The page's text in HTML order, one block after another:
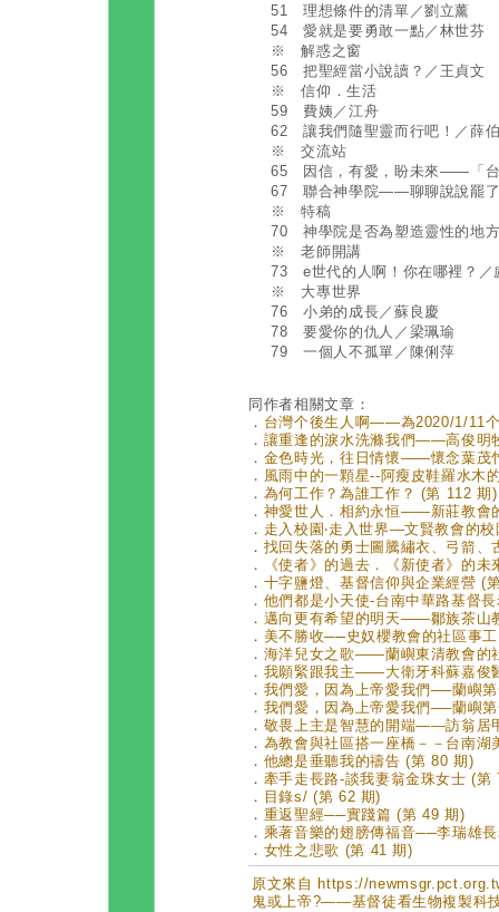
51 理想條件的清單／劉立薰
54 愛就是要勇敢一點／林世芬
※ 解惑之窗
56 把聖經當小說讀？／王貞文
※ 信仰．生活
59 費姨／江舟
62 讓我們隨聖靈而行吧！／薛
※ 交流站
65 因信，有愛，盼未來——「台
67 聯合神學院——聊聊說說罷了
※ 特稿
70 神學院是否為塑造靈性的地
※ 老師開講
73 e世代的人啊！你在哪裡？／
※ 大專世界
76 小弟的成長／蘇良慶
78 要愛你的仇人／梁珮瑜
79 一個人不孤單／陳俐萍
同作者相關文章：
． 台灣个後生人啊——為2020/1/11
． 讓重逢的淚水洗滌我們——高俊明
． 金色時光，往日情懷——懷念葉茂
． 風雨中的一顆星--阿瘦皮鞋羅水木
． 為何工作？為誰工作？ (第 112 期)
． 神愛世人．相約永恒——新莊教會
． 走入校園‧走入世界—文賢教會的
． 找回失落的勇士圖騰繡衣、弓箭
．
《使者》的過去．《新使者》的
． 十字鹽燈、基督信仰與企業經營 (
． 他們都是小天使-台南中華路基督
． 邁向更有希望的明天——鄒族茶山
． 美不勝收──史奴櫻教會的社區事
． 海洋兒女之歌——蘭嶼東清教會的
． 我願緊跟我主——大衛牙科蘇嘉俊
． 我們愛，因為上帝愛我們──蘭嶼
． 我們愛，因為上帝愛我們──蘭嶼
． 敬畏上主是智慧的開端——訪翁居
． 為教會與社區搭一座橋－－台南
． 他總是垂聽我的禱告 (第 80 期)
． 牽手走長路-談我妻翁金珠女士 (第
． 目錄s/ (第 62 期)
． 重返聖經──實踐篇 (第 49 期)
． 乘著音樂的翅膀傳福音──李瑞雄
． 女性之悲歌 (第 41 期)
原文來自 https://
鬼或上帝?——基督徒看生物複製科